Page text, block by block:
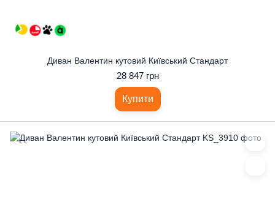
Диван Валентин кутовий Київський Стандарт
28 847 грн
Купити